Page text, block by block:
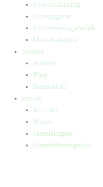
Universlæsning
Elevopgaver
Undervisningsforløb
Messekalender
Aktuelt
Artikler
Blog
Bogtrailere
Om os
Kontakt
Presse
Manuskripter
Handelsbetingelser